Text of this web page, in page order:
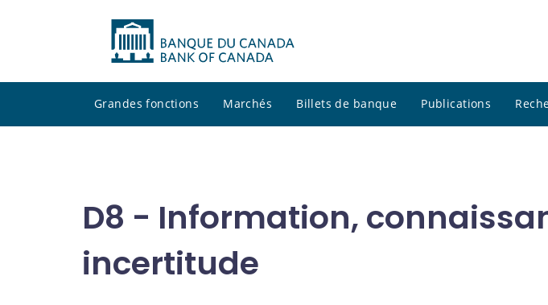
Grandes fonctions Marchés Billets de banque Publications
D8 - Information,
incertitude